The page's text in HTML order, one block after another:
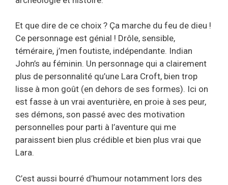
Et que dire de ce choix ? Ça marche du feu de dieu !
Ce personnage est génial ! Drôle, sensible,
téméraire, j’men foutiste, indépendante. Indian
John’s au féminin. Un personnage qui a clairement
plus de personnalité qu’une Lara Croft, bien trop
lisse à mon goût (en dehors de ses formes). Ici on
est fasse à un vrai aventurière, en proie à ses peur,
ses démons, son passé avec des motivation
personnelles pour parti à l’aventure qui me
paraissent bien plus crédible et bien plus vrai que
Lara.
C’est aussi bourré d’humour notamment lors des